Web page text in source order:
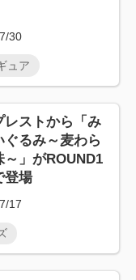
30
ュア
レストから「み
ぐるみ～麦わら
～」がROUND1
登場
17